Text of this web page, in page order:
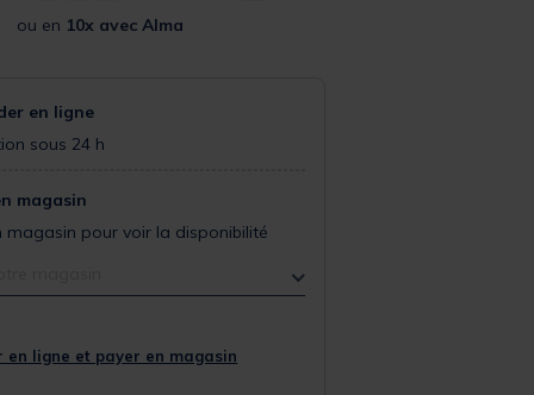
ou en 10x avec Alma
en ligne
sous 24 h
magasin
magasin pour voir la disponibilité
en ligne et payer en magasin